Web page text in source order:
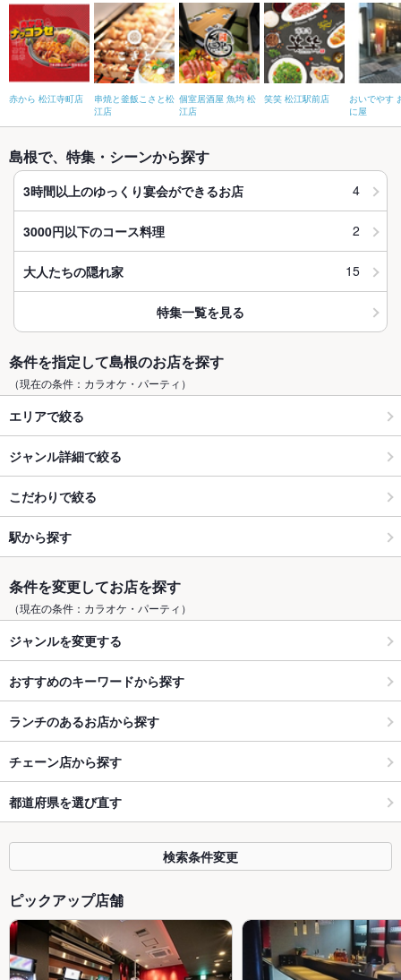
赤から 松江寺町店
串焼と釜飯こさと松
江店
個室居酒屋 魚均 松
江店
笑笑 松江駅前店
おいでやす
に屋
島根で、特集・シーンから探す
3時間以上のゆっくり宴会ができるお店 4
3000円以下のコース料理 2
大人たちの隠れ家 15
特集一覧を見る
条件を指定して島根のお店を探す
（現在の条件：カラオケ・パーティ）
エリアで絞る
ジャンル詳細で絞る
こだわりで絞る
駅から探す
条件を変更してお店を探す
（現在の条件：カラオケ・パーティ）
ジャンルを変更する
おすすめのキーワードから探す
ランチのあるお店から探す
チェーン店から探す
都道府県を選び直す
検索条件変更
ピックアップ店舗